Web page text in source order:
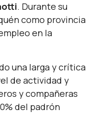
. Durante su
como provincia
en la
una larga y crítica
de actividad y
y compañeras
del padrón